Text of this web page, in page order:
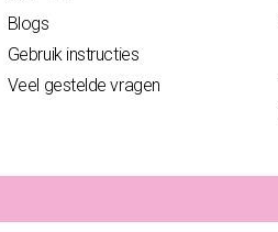
Blogs
Gebruik instructies
Veel gestelde vragen